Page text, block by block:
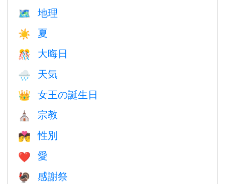
🗺 地理
☀️ 夏
🎊 大晦日
🌧 天気
👑 女王の誕生日
⛪️ 宗教
💏 性別
❤️️ 愛
🦃 感謝祭